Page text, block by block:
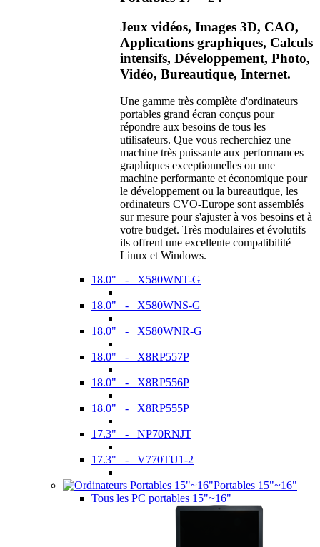
Jeux vidéos, Images 3D, CAO,
Applications graphiques, Calculs
intensifs, Développement, Photo,
Vidéo, Bureautique, Internet.
Une gamme très complète d'ordinateurs
portables grand écran conçus pour
répondre aux besoins de tous les
utilisateurs. Que vous recherchiez une
machine très puissante aux performances
graphiques exceptionnelles ou une
machine performante et économique pour
le développement ou la bureautique, les
ordinateurs CVO-Europe sont assemblés
sur mesure pour s'ajuster à vos besoins et à
votre budget. Très modulaires et évolutifs
ils offrent une excellente compatibilité
Linux et Windows.
18.0" - X580WNT-G
18.0" - X580WNS-G
18.0" - X580WNR-G
18.0" - X8RP557P
18.0" - X8RP556P
18.0" - X8RP555P
17.3" - NP70RNJT
17.3" - V770TU1-2
Portables 15"~16"
Tous les PC portables 15"~16"